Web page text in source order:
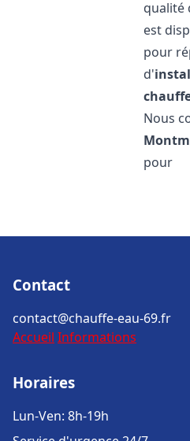
qualité
est
pour
d'
Nous
pour
Contact
contact@chauffe-eau-69.fr
Accueil Informations
Horaires
Lun-Ven: 8h-19h